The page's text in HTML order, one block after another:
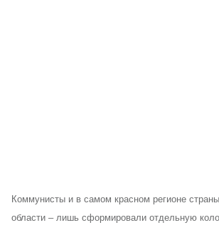
Коммунисты и в самом красном регионе
области – лишь сформировали отдельную